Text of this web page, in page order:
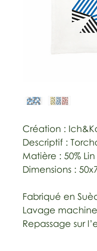
Création :
Descriptif :
Matière : 50%
Dimensions :
Fabriqué en
Lavage machine
Repassage sur